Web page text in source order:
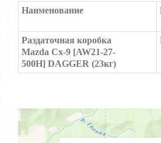
Наименование
Раздаточная коробка
Mazda Cx-9 [AW21-27-
500H] DAGGER (23кг)